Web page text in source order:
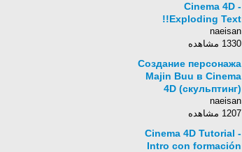
Cinema 4D -
Exploding Text!!
naeisan
1330 مشاهده
Создание персонажа
Majin Buu в Cinema
4D (скульптинг)
naeisan
1207 مشاهده
Cinema 4D Tutorial -
Intro con formación